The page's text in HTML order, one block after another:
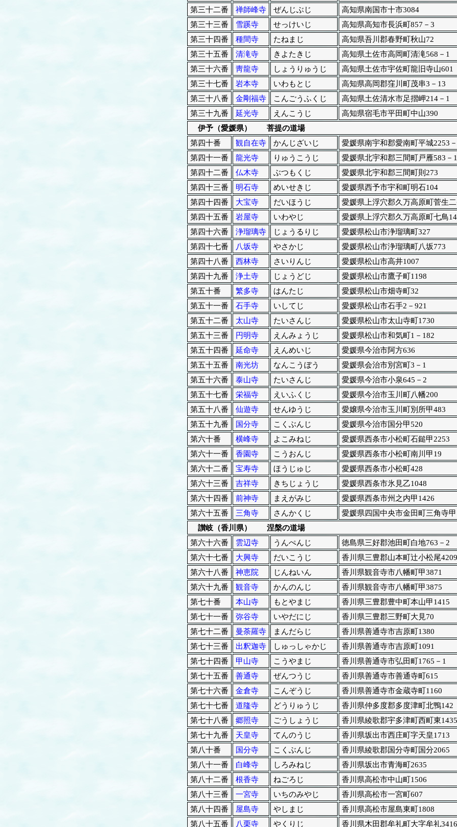
第三十二番
禅師峰寺 ぜんじぶじ
高知県南国市十市3084
第三十三番
雪蹊寺 せっけいじ
高知県高知市長浜町857－3
第三十四番
種間寺 たねまじ
高知県吾川郡春野町秋山72
第三十五番
清滝寺 きよたきじ
高知県土佐市高岡町清滝568－1
第三十六番
靑龍寺 しょうりゅうじ
高知県土佐市宇佐町龍旧寺山601
第三十七番
岩本寺 いわもとじ
高知県高岡郡窪川町茂串3－13
第三十八番
金剛福寺 こんごうふくじ
高知県土佐清水市足摺岬214－1
第三十九番
延光寺 えんこうじ
高知県宿毛市平田町中山390
伊予（愛媛県） 菩提の道場
第四十番
観自在寺 かんじざいじ
愛媛県南宇和郡愛南町平城2253
第四十一番
龍光寺 りゅうこうじ
愛媛県北宇和郡三間町戸雁583－1
第四十二番
仏木寺 ぶつもくじ
愛媛県北宇和郡三間町則273
第四十三番
明石寺 めいせきじ
愛媛県西予市宇和町明石104
第四十四番
大宝寺 だいほうじ
愛媛県上浮穴郡久万高原町菅生
第四十五番
岩屋寺 いわやじ
愛媛県上浮穴郡久万高原町七鳥
第四十六番
浄瑠璃寺 じょうるりじ
愛媛県松山市浄瑠璃町327
第四十七番
八坂寺 やさかじ
愛媛県松山市浄瑠璃町八坂773
第四十八番
西林寺 さいりんじ
愛媛県松山市高井1007
第四十九番
浄土寺 じょうどじ
愛媛県松山市鷹子町1198
第五十番
繁多寺 はんたじ
愛媛県松山市畑寺町32
第五十一番
石手寺 いしてじ
愛媛県松山市石手2－921
第五十二番
太山寺 たいさんじ
愛媛県松山市太山寺町1730
第五十三番
円明寺 えんみょうじ
愛媛県松山市和気町1－182
第五十四番
延命寺 えんめいじ
愛媛県今治市阿方636
第五十五番
南光坊 なんこうぼう
愛媛県会治市別宮町3－1
第五十六番
泰山寺 たいさんじ
愛媛県今治市小泉645－2
第五十七番
栄福寺 えいふくじ
愛媛県今治市玉川町八幡200
第五十八番
仙遊寺 せんゆうじ
愛嬢県今治市玉川町別所甲483
第五十九番
国分寺 こくぶんじ
愛媛県今治市国分甲520
第六十番
横峰寺 よこみねじ
愛媛県西条市小松町石鎚甲2253
第六十一番
香園寺 こうおんじ
愛媛県西条市小松町南川甲19
第六十二番
宝寿寺 ほうじゅじ
愛媛県西条市小松町428
第六十三番
吉祥寺 きちじょうじ
愛媛県西条市氷見乙1048
第六十四番
前神寺 まえがみじ
愛媛県西条市州之内甲1426
第六十五番
三角寺 さんかくじ
愛媛県四国中央市金田町三角寺
讃岐（香川県） 涅槃の道場
第六十六番
雲辺寺 うんぺんじ
徳島県三好郡池田町白地763－2
第六十七番
大興寺 だいこうじ
香川県三豊郡山本町辻小松尾4209
第六十八番
神恵院 じんねいん
香川県観音寺市八幡町甲3871
第六十九番
観音寺 かんのんじ
香川県観音寺市八幡町甲3875
第七十番
本山寺 もとやまじ
香川県三豊郡豊中町本山甲1415
第七十一番
弥谷寺 いやだにじ
香川県三豊郡三野町大見70
第七十二番
曼荼羅寺 まんだらじ
香川県善通寺市吉原町1380
第七十三番
出釈迦寺 しゅっしゃかじ
香川県善通寺市吉原町1091
第七十四番
甲山寺 こうやまじ
香川県善通寺市弘田町1765－1
第七十五番
善通寺 ぜんつうじ
香川県善通寺市善通寺町615
第七十六番
金倉寺 こんぞうじ
香川県善通寺市金蔵寺町1160
第七十七番
道隆寺 どうりゅうじ
香川県仲多度郡多度津町北鴨142
第七十八番
郷照寺 ごうしょうじ
香川県綾歌郡宇多津町西町東1435
第七十九番
天皇寺 てんのうじ
香川県坂出市西庄町字天皇1713
第八十番
国分寺 こくぶんじ
香川県綾歌郡国分寺町国分2065
第八十一番
白峰寺 しろみねじ
香川県坂出市青海町2635
第八十二番
根香寺 ねごろじ
香川県高松市中山町1506
第八十三番
一宮寺 いちのみやじ
香川県高松市一宮町607
第八十四番
屋島寺 やしまじ
香川県高松市屋島東町1808
第八十五番
八栗寺 やくりじ 香川県木田郡牟礼町大字牟礼3416